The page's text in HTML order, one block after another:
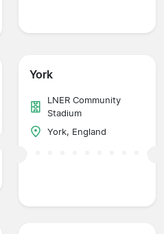
York
LNER Community
Stadium
York, England